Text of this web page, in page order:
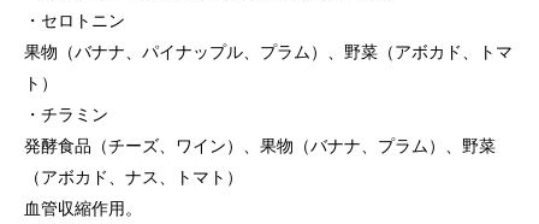
・セロトニン
果物（バナナ、パイナップル、プラム）、野菜（アボカド、トマ
ト）
・チラミン
発酵食品（チーズ、ワイン）、果物（バナナ、プラム）、野菜
（アボカド、ナス、トマト）
血管収縮作用。